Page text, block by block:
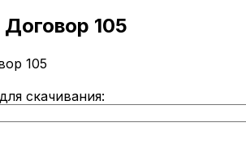
105
105
скачивания: